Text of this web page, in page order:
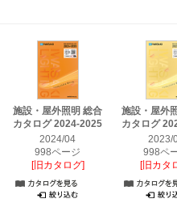
施設・屋外照明 総合
カタログ 2024-2025
2024/04
998ページ
[旧カタログ]
施設・屋外
カタログ
2023/
998ペ
[旧カタ